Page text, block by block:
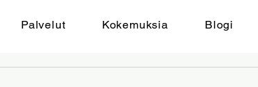
Palvelut Kokemuksia Blogi